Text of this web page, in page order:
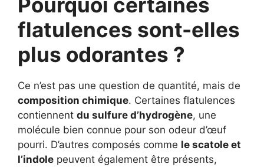
flatulences sont-elles
plus odorantes ?
Ce n’est pas une question de quantité, mais de
composition chimique. Certaines flatulences
contiennent du sulfure d’hydrogène, une
molécule bien connue pour son odeur d’œuf
pourri. D’autres composés comme le scatole et
l’indole peuvent également être présents,